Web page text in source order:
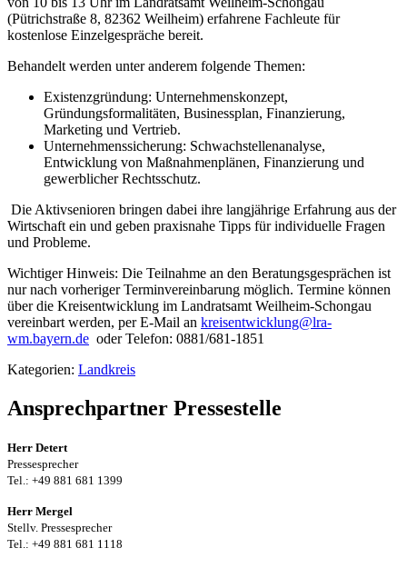
(Pütrichstraße 8, 82362 Weilheim) erfahrene Fachleute für
kostenlose Einzelgespräche bereit.
Behandelt werden unter anderem folgende Themen:
Existenzgründung: Unternehmenskonzept,
Gründungsformalitäten, Businessplan, Finanzierung,
Marketing und Vertrieb.
Unternehmenssicherung: Schwachstellenanalyse,
Entwicklung von Maßnahmenplänen, Finanzierung und
gewerblicher Rechtsschutz.
Die Aktivsenioren bringen dabei ihre langjährige Erfahrung aus der
Wirtschaft ein und geben praxisnahe Tipps für individuelle Fragen
und Probleme.
Wichtiger Hinweis: Die Teilnahme an den Beratungsgesprächen ist
nur nach vorheriger Terminvereinbarung möglich. Termine können
über die Kreisentwicklung im Landratsamt Weilheim-Schongau
vereinbart werden, per E-Mail an kreisentwicklung@lra-
wm.bayern.de oder Telefon: 0881/681-1851
Kategorien: Landkreis
Ansprechpartner Pressestelle
Herr Detert
Pressesprecher
Tel.: +49 881 681 1399
Herr Mergel
Stellv. Pressesprecher
Tel.: +49 881 681 1118